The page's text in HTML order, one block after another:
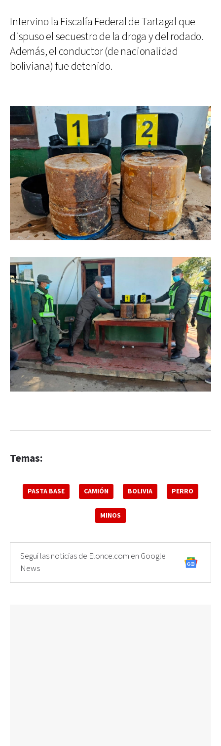
Intervino la Fiscalía Federal de Tartagal que
dispuso el secuestro de la droga y del rodado.
Además, el conductor (de nacionalidad
boliviana) fue detenido.
Temas:
PASTA BASE CAMIÓN BOLIVIA PERRO
MINOS
Seguí las noticias de Elonce.com en Google
News